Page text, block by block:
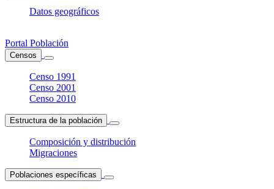
Datos geográficos
Portal Población
Censos
Censo 1991
Censo 2001
Censo 2010
Estructura de la población
Composición y distribución
Migraciones
Poblaciones específicas